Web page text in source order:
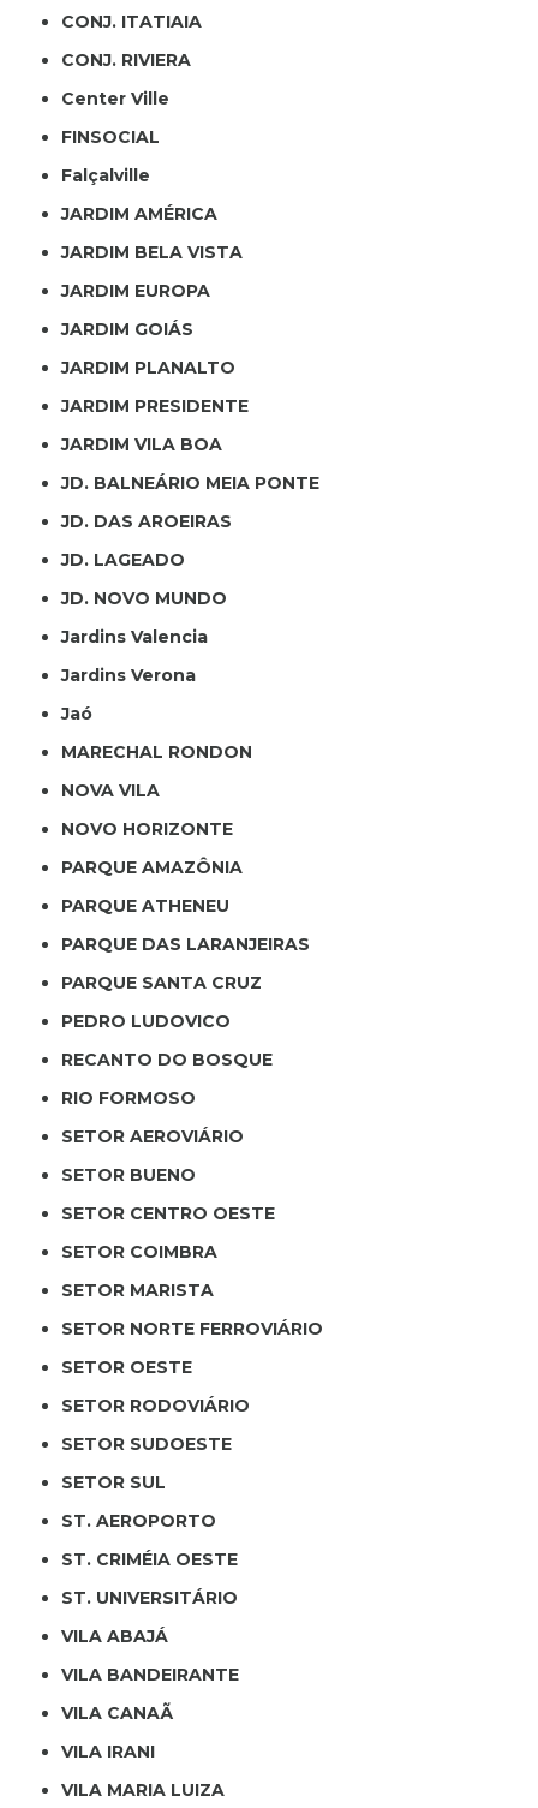
CONJ. ITATIAIA
CONJ. RIVIERA
Center Ville
FINSOCIAL
Falçalville
JARDIM AMÉRICA
JARDIM BELA VISTA
JARDIM EUROPA
JARDIM GOIÁS
JARDIM PLANALTO
JARDIM PRESIDENTE
JARDIM VILA BOA
JD. BALNEÁRIO MEIA PONTE
JD. DAS AROEIRAS
JD. LAGEADO
JD. NOVO MUNDO
Jardins Valencia
Jardins Verona
Jaó
MARECHAL RONDON
NOVA VILA
NOVO HORIZONTE
PARQUE AMAZÔNIA
PARQUE ATHENEU
PARQUE DAS LARANJEIRAS
PARQUE SANTA CRUZ
PEDRO LUDOVICO
RECANTO DO BOSQUE
RIO FORMOSO
SETOR AEROVIÁRIO
SETOR BUENO
SETOR CENTRO OESTE
SETOR COIMBRA
SETOR MARISTA
SETOR NORTE FERROVIÁRIO
SETOR OESTE
SETOR RODOVIÁRIO
SETOR SUDOESTE
SETOR SUL
ST. AEROPORTO
ST. CRIMÉIA OESTE
ST. UNIVERSITÁRIO
VILA ABAJÁ
VILA BANDEIRANTE
VILA CANAÃ
VILA IRANI
VILA MARIA LUIZA